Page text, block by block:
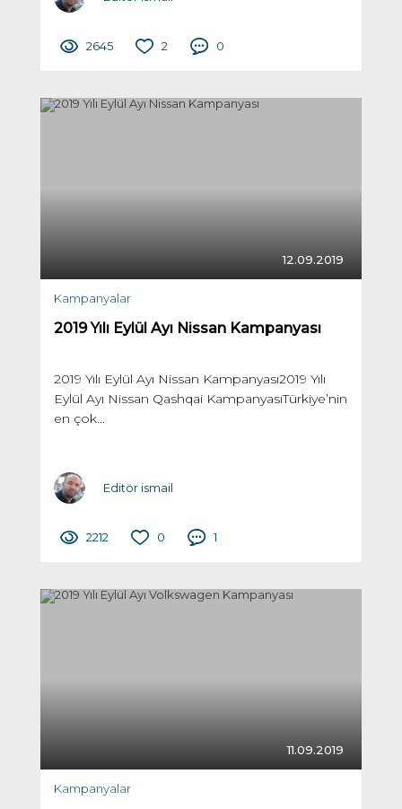
2645 2 0
12.09.2019
Kampanyalar
2019 Yılı Eylül Ayı Nissan Kampanyası
2019 Yılı Eylül Ayı Nissan Kampanyası2019 Yılı
Eylül Ayı Nissan Qashqai KampanyasıTürkiye’nin
en çok...
Editör ismail
2212 0 1
11.09.2019
Kampanyalar